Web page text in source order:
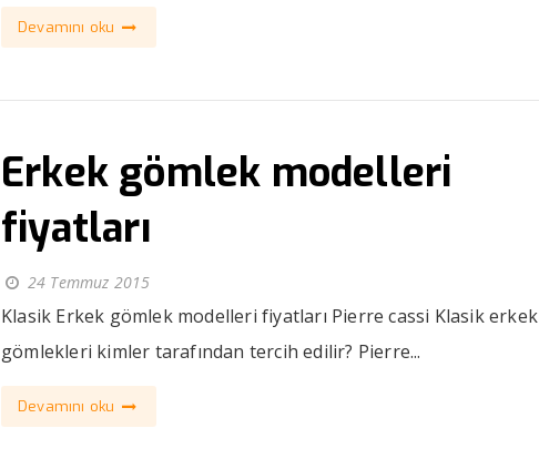
Devamını oku
Erkek gömlek modelleri
fiyatları
24 Temmuz 2015
Klasik Erkek gömlek modelleri fiyatları Pierre cassi Klasik erkek
gömlekleri kimler tarafından tercih edilir? Pierre...
Devamını oku